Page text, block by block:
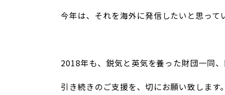
今年は、それを海外に発信したいと思って
2018年も、鋭気と英気を養った財団一同、
引き続きのご支援を、切にお願い致します。